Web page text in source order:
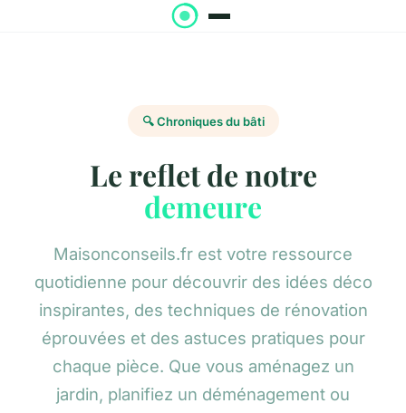
🔍 Chroniques du bâti
Le reflet de notre
demeure
Maisonconseils.fr est votre ressource
quotidienne pour découvrir des idées déco
inspirantes, des techniques de rénovation
éprouvées et des astuces pratiques pour
chaque pièce. Que vous aménagez un
jardin, planifiez un déménagement ou